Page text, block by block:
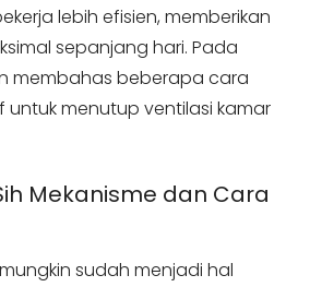
lebih efisien, memberikan
sepanjang hari. Pada
membahas beberapa cara
untuk menutup ventilasi kamar
Mekanisme dan Cara
sudah menjadi hal